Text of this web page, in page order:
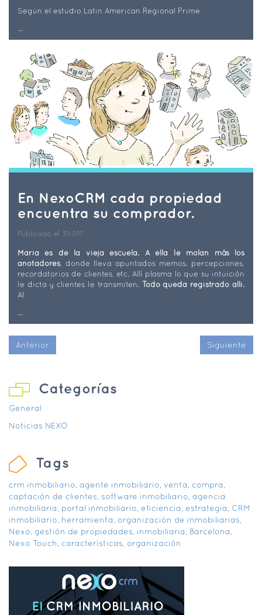
Según el estudio Latin American Regional Prime
...
En NexoCRM cada propiedad
encuentra su comprador.
Publicado el 31/7/17
María es de la vieja escuela. A ella le molan más los
anotadores , donde lleva apuntados memos, percepciones,
recordatorios de clientes, etc. Allí plasma lo que su intuición
le dicta y clientes le transmiten. Todo queda registrado allí.
Al
...
Anterior Siguiente
Categorías
General
Noticias NEXO
Tags
crm inmobiliario, agente inmobiliario, venta, compra,
captación de clientes, software inmobiliario, agencia
inmobiliaria, portal inmobiliario, eficiencia, estrategia, CRM
inmobiliario, herramienta, organización de inmobiliarias,
Nexo, gestión de propiedades, inmobiliaria, Barcelona,
Nexo Touch, características, organización